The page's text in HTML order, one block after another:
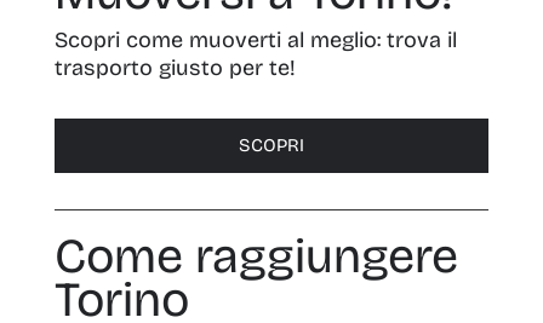
Scopri come muoverti al meglio: trova il
trasporto giusto per te!
SCOPRI
Come raggiungere
Torino